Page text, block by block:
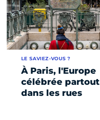
À Paris, l'Europe
célébrée partout
dans les rues
LE SAVIEZ-VOUS ?